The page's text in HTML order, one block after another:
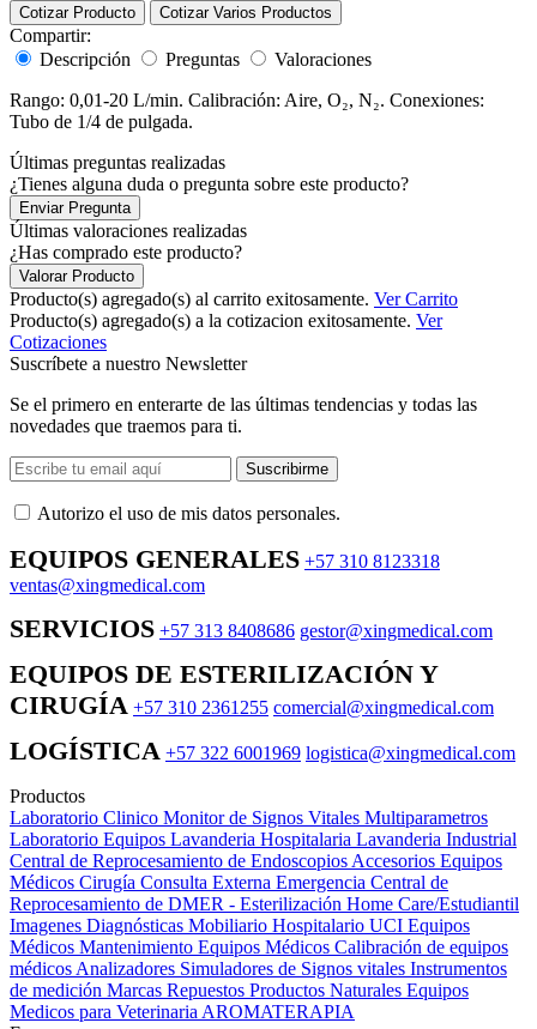
Cotizar Producto Cotizar Varios Productos
Compartir:
Descripción
Preguntas
Valoraciones
Rango: 0,01-20 L/min. Calibración: Aire, O₂, N₂. Conexiones:
Tubo de 1/4 de pulgada.
Últimas preguntas realizadas
¿Tienes alguna duda o pregunta sobre este producto?
Enviar Pregunta
Últimas valoraciones realizadas
¿Has comprado este producto?
Valorar Producto
Producto(s) agregado(s) al carrito exitosamente. Ver Carrito
Producto(s) agregado(s) a la cotizacion exitosamente. Ver
Cotizaciones
Suscríbete a nuestro Newsletter
Se el primero en enterarte de las últimas tendencias y todas las
novedades que traemos para ti.
Suscribirme
Autorizo ​​el uso de mis datos personales.
EQUIPOS GENERALES +57 310 8123318
ventas@xingmedical.com
SERVICIOS +57 313 8408686 gestor@xingmedical.com
EQUIPOS DE ESTERILIZACIÓN Y
CIRUGÍA +57 310 2361255 comercial@xingmedical.com
LOGÍSTICA +57 322 6001969 logistica@xingmedical.com
Productos
Laboratorio Clinico Monitor de Signos Vitales Multiparametros
Laboratorio Equipos Lavanderia Hospitalaria Lavanderia Industrial
Central de Reprocesamiento de Endoscopios Accesorios Equipos
Médicos Cirugía Consulta Externa Emergencia Central de
Reprocesamiento de DMER - Esterilización Home Care/Estudiantil
Imagenes Diagnósticas Mobiliario Hospitalario UCI Equipos
Médicos Mantenimiento Equipos Médicos Calibración de equipos
médicos Analizadores Simuladores de Signos vitales Instrumentos
de medición Marcas Repuestos Productos Naturales Equipos
Medicos para Veterinaria AROMATERAPIA